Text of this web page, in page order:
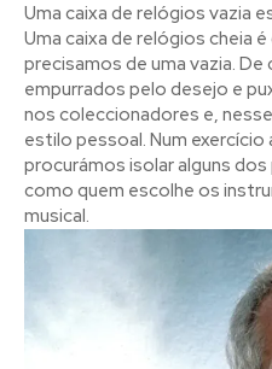
Uma caixa de relógios vazia
Uma caixa de relógios cheia
precisamos de uma vazia. De
empurrados pelo desejo e
nos coleccionadores e,
estilo pessoal. Num
procurámos isolar alguns
como quem escolhe os
musical.